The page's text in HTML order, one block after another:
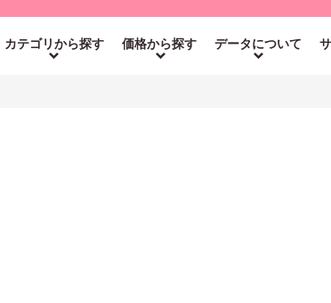
カテゴリから探す 価格から探す データについて